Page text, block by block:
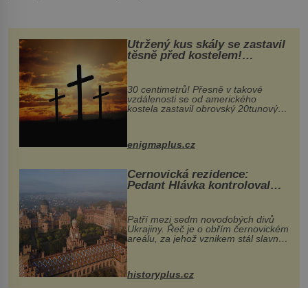
Utržený kus skály se zastavil
těsně před kostelem!
Ochránila ho boží síla?
30 centimetrů! Přesně v takové
vzdálenosti se od amerického
kostela zastavil obrovský 20tunový
...
enigmaplus.cz
Černovická rezidence:
Pedant Hlávka kontroloval
Patří mezi sedm novodobých divů
Ukrajiny. Řeč je o obřím černovickém
areálu, za jehož vznikem stál slavný
český architekt Josef Hlávka. Ten si
na něm dal mimořádně záležet. Jeho
historyplus.cz